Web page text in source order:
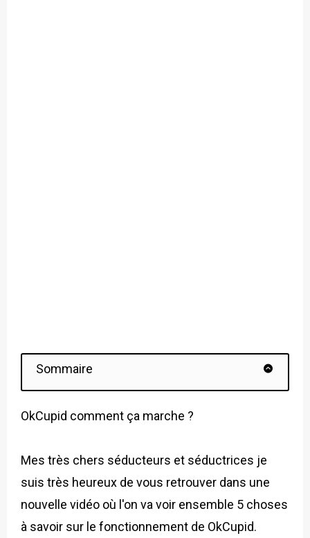
Sommaire
OkCupid comment ça marche ?
Mes très chers séducteurs et séductrices je
suis très heureux de vous retrouver dans une
nouvelle vidéo où l'on va voir ensemble 5 choses
à savoir sur le fonctionnement de OkCupid.